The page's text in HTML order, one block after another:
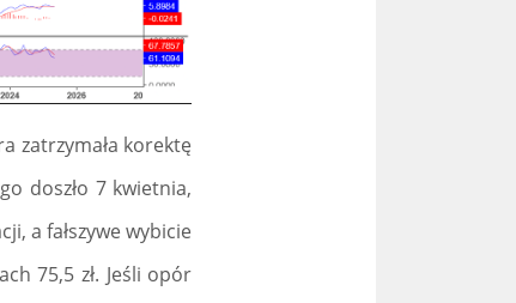
zatrzymała korektę
doszło 7 kwietnia,
a fałszywe wybicie
75,5 zł. Jeśli opór